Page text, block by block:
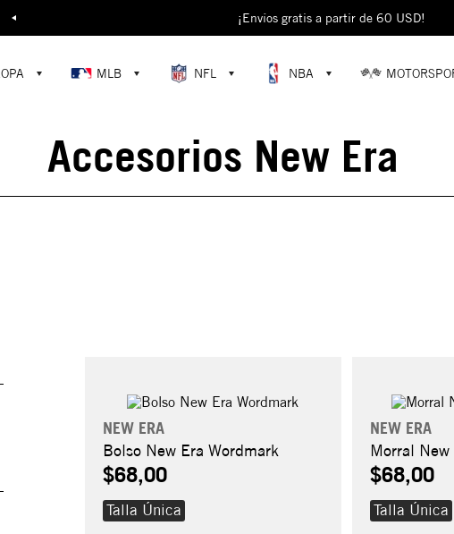
¡Envíos gratis a partir de 60 USD!
MLB NFL NBA
Accesorios New Era
NEW ERA
Bolso New Era Wordmark
$68,00
Talla Única
NEW ERA
Morral
$68,00
Talla Única